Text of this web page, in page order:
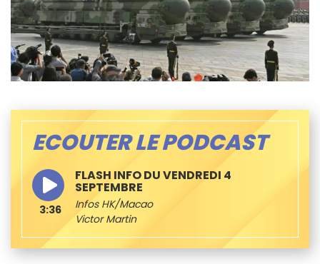
ECOUTER LE PODCAST
FLASH INFO DU VENDREDI 4
SEPTEMBRE
Infos HK/Macao
Victor Martin
3:36